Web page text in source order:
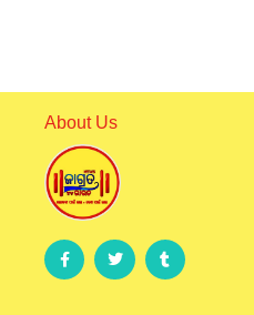
About Us